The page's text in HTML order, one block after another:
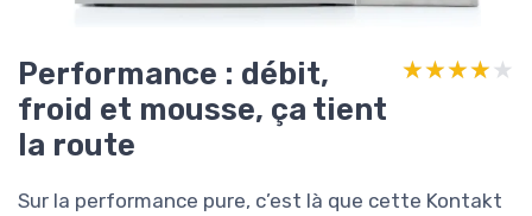
Performance : débit,
froid et mousse, ça tient
la route
★★★★★
★★★★★
Sur la performance pure, c’est là que cette Kontakt